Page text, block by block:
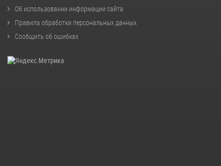
Об использовании информации сайта
Правила обработки персональных данных
Сообщить об ошибках